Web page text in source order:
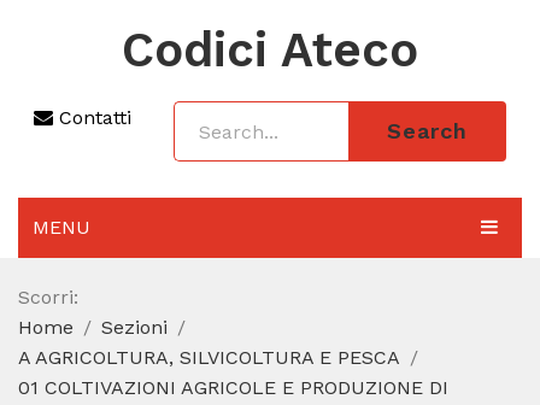
Codici Ateco
Contatti
Search
MENU
AGGIORNAMENTO 2025
SEZIONI
CODICE ATECO A COSA SERVE
Scorri:
Home
Sezioni
A AGRICOLTURA, SILVICOLTURA E PESCA
01 COLTIVAZIONI AGRICOLE E PRODUZIONE DI